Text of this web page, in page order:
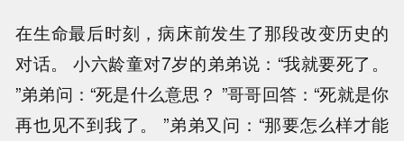
在生命最后时刻，病床前发生了那段改变历史的
对话。 小六龄童对7岁的弟弟说：“我就要死了。
”弟弟问：“死是什么意思？ ”哥哥回答：“死就是你
再也见不到我了。 ”弟弟又问：“那要怎么样才能